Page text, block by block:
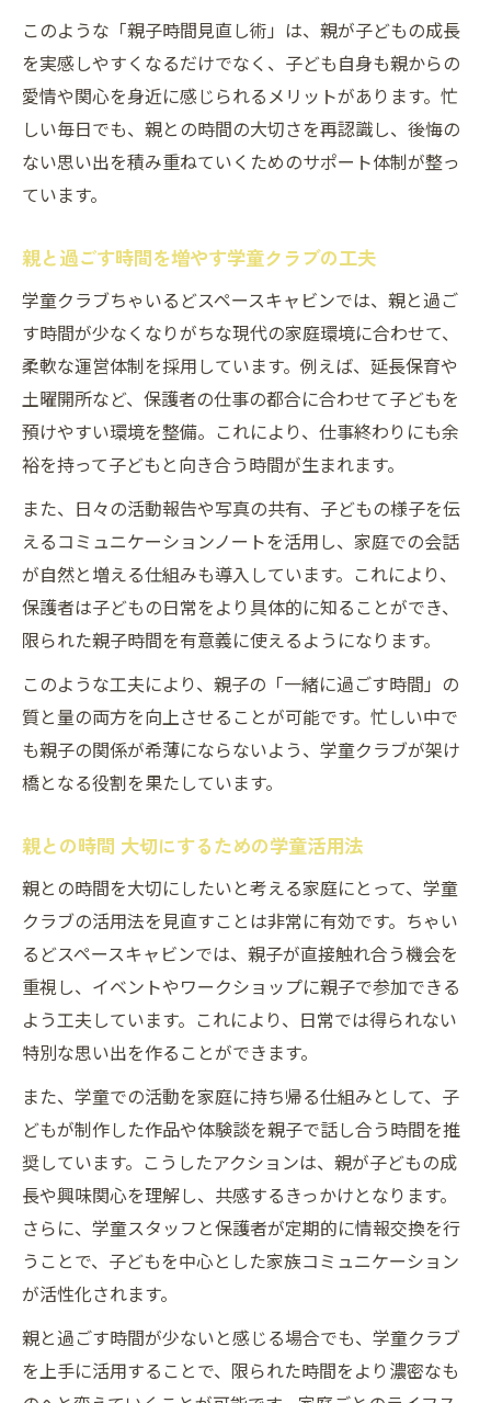
親子の残り時間を実感する新発見
親と会える時間 計算で見える真実
時間の有限性を意識した親子の関わり方
学童クラブちゃいるどスペースキャビンで
学ぶ時間意識
親と過ごす時間が少ない現実と向き合う方
法
親子の時間の有限性を伝える学童体験
一生で親といる時間の価値を見直す
親との時間を大切にする暮らしのヒント
学童クラブちゃいるどスペースキャビン流
親子時間の工夫
日常からできる親との時間 大切な過ごし方
親子のコミュニケーションを豊かにする暮
らしの工夫
親と過ごす時間 計算で考えるライフバラン
忙しい中でも親との時間を増やす方法
親子のコミュニケーションが豊かになる秘訣
学童クラブちゃいるどスペースキャビンで
親と過ごす時間 少ない時こそ意識したい会
話術
親子の思い出を作るコミュニケーション習
慣
親との時間を大切にする言葉の力
父親との時間 子供の成長を支える対話
このような「親子時間見直し術」は、親が子どもの成長
を実感しやすくなるだけでなく、子ども自身も親からの
愛情や関心を身近に感じられるメリットがあります。忙
しい毎日でも、親との時間の大切さを再認識し、後悔の
ない思い出を積み重ねていくためのサポート体制が整っ
ています。
親と過ごす時間を増やす学童クラブの工夫
学童クラブちゃいるどスペースキャビンでは、親と過ご
す時間が少なくなりがちな現代の家庭環境に合わせて、
柔軟な運営体制を採用しています。例えば、延長保育や
土曜開所など、保護者の仕事の都合に合わせて子どもを
預けやすい環境を整備。これにより、仕事終わりにも余
裕を持って子どもと向き合う時間が生まれます。
また、日々の活動報告や写真の共有、子どもの様子を伝
えるコミュニケーションノートを活用し、家庭での会話
が自然と増える仕組みも導入しています。これにより、
保護者は子どもの日常をより具体的に知ることができ、
限られた親子時間を有意義に使えるようになります。
このような工夫により、親子の「一緒に過ごす時間」の
質と量の両方を向上させることが可能です。忙しい中で
も親子の関係が希薄にならないよう、学童クラブが架け
橋となる役割を果たしています。
親との時間 大切にするための学童活用法
親との時間を大切にしたいと考える家庭にとって、学童
クラブの活用法を見直すことは非常に有効です。ちゃい
るどスペースキャビンでは、親子が直接触れ合う機会を
重視し、イベントやワークショップに親子で参加できる
よう工夫しています。これにより、日常では得られない
特別な思い出を作ることができます。
また、学童での活動を家庭に持ち帰る仕組みとして、子
どもが制作した作品や体験談を親子で話し合う時間を推
奨しています。こうしたアクションは、親が子どもの成
長や興味関心を理解し、共感するきっかけとなります。
さらに、学童スタッフと保護者が定期的に情報交換を行
うことで、子どもを中心とした家族コミュニケーション
が活性化されます。
親と過ごす時間が少ないと感じる場合でも、学童クラブ
を上手に活用することで、限られた時間をより濃密なも